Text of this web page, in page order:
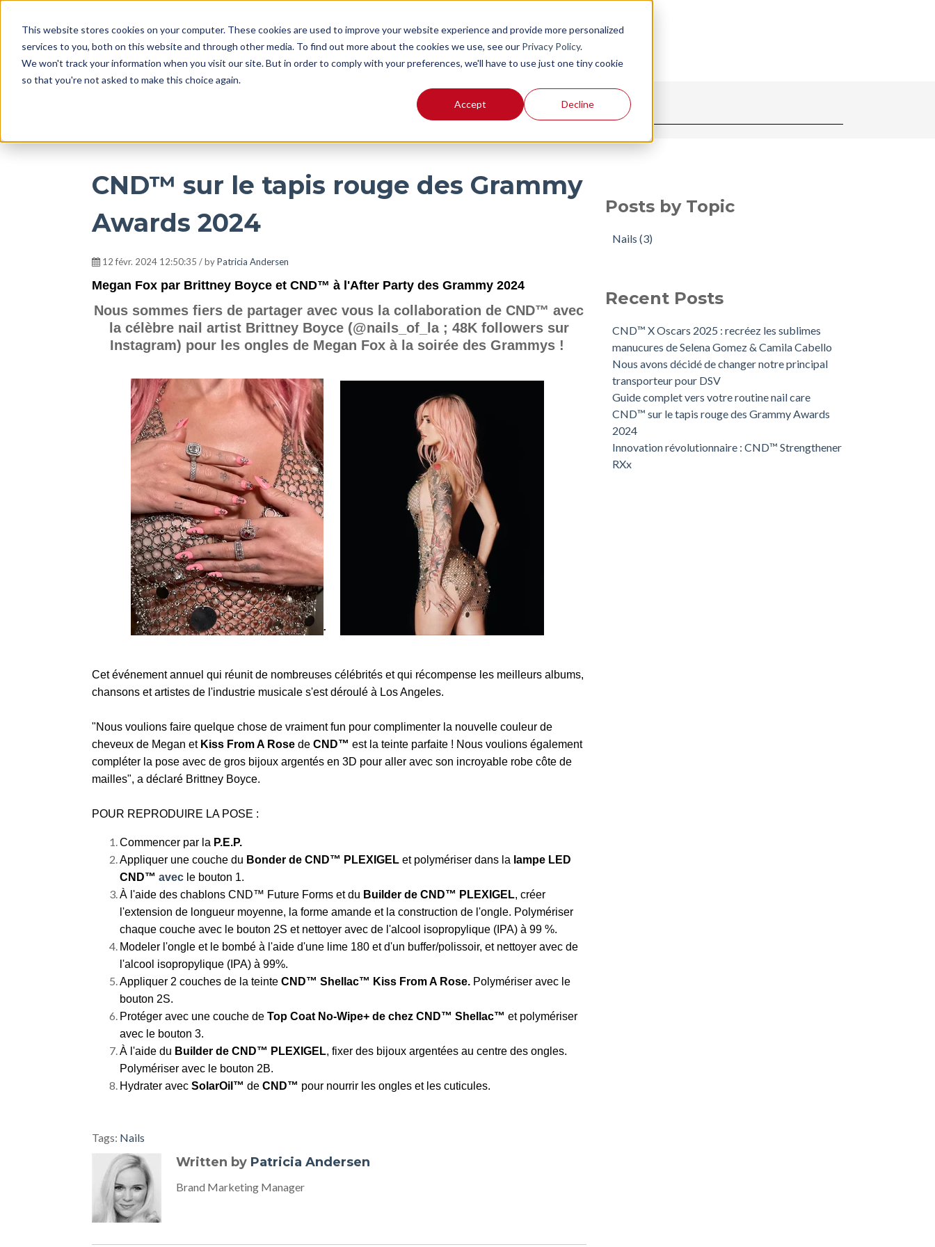
This website stores cookies on your computer. These cookies are used to improve your website experience and provide more personalized
services to you, both on this website and through other media. To find out more about the cookies we use, see our Privacy Policy.
We won't track your information when you visit our site. But in order to comply with your preferences, we'll have to use just one tiny cookie
so that you're not asked to make this choice again.
Accept Decline
BLOG
CND™ sur le tapis rouge des Grammy
Awards 2024
12 févr. 2024 12:50:35 / byPatricia Andersen
Megan Fox par Brittney Boyce et CND™ à l'After Party des Grammy 2024
Nous sommes fiers de partager avec vous la collaboration de CND™ avec
la célèbre nail artist Brittney Boyce (@nails_of_la ; 48K followers sur
Instagram) pour les ongles de Megan Fox à la soirée des Grammys !
.
Cet événement annuel qui réunit de nombreuses célébrités et qui récompense les meilleurs albums,
chansons et artistes de l'industrie musicale s'est déroulé à Los Angeles.
"Nous voulions faire quelque chose de vraiment fun pour complimenter la nouvelle couleur de
cheveux de Megan et Kiss From A Rose de CND™ est la teinte parfaite ! Nous voulions également
compléter la pose avec de gros bijoux argentés en 3D pour aller avec son incroyable robe côte de
mailles", a déclaré Brittney Boyce.
POUR REPRODUIRE LA POSE :
Commencer par la P.E.P.
Appliquer une couche du Bonder de CND™ PLEXIGEL et polymériser dans la lampe LED
CND™ avec le bouton 1.
À l'aide des chablons CND™ Future Forms et du Builder de CND™ PLEXIGEL, créer
l'extension de longueur moyenne, la forme amande et la construction de l'ongle. Polymériser
chaque couche avec le bouton 2S et nettoyer avec de l'alcool isopropylique (IPA) à 99 %.
Modeler l'ongle et le bombé à l'aide d'une lime 180 et d'un buffer/polissoir, et nettoyer avec de
l'alcool isopropylique (IPA) à 99%.
Appliquer 2 couches de la teinte CND™ Shellac™ Kiss From A Rose. Polymériser avec le
bouton 2S.
Protéger avec une couche de Top Coat No-Wipe+ de chez CND™ Shellac™ et polymériser
avec le bouton 3.
À l'aide du Builder de CND™ PLEXIGEL, fixer des bijoux argentées au centre des ongles.
Polymériser avec le bouton 2B.
Hydrater avec SolarOil™ de CND™ pour nourrir les ongles et les cuticules.
Tags: Nails
Written by Patricia Andersen
Brand Marketing Manager
Posts by Topic
Nails(3)
Recent Posts
CND™ X Oscars 2025 : recréez les sublimes
manucures de Selena Gomez & Camila Cabello
Nous avons décidé de changer notre principal
transporteur pour DSV
Guide complet vers votre routine nail care
CND™ sur le tapis rouge des Grammy Awards
2024
Innovation révolutionnaire : CND™ Strengthener
RXx